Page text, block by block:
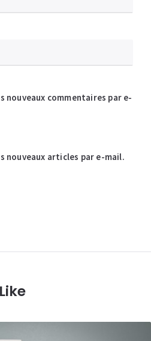
nouveaux commentaires par e-
nouveaux articles par e-mail.